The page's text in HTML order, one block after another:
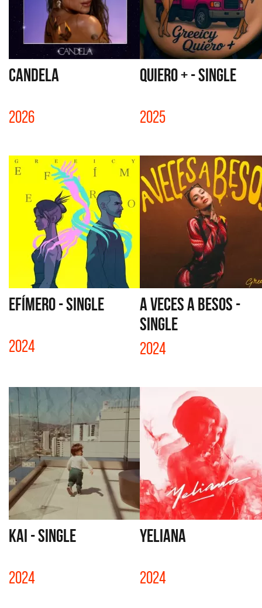
CANDELA
2026
QUIERO + - SINGLE
2025
EFÍMERO - SINGLE
2024
A VECES A BESOS -
SINGLE
2024
KAI - SINGLE
2024
YELIANA
2024